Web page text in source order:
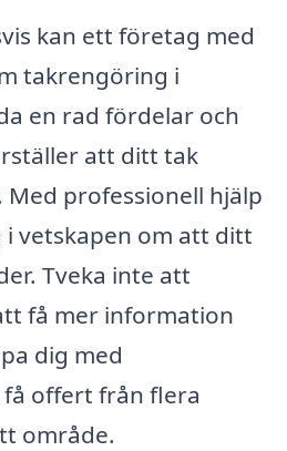
kan ett företag med
takrengöring i
en rad fördelar och
att ditt tak
professionell hjälp
vetskapen om att ditt
Tveka inte att
få mer information
dig med
offert från flera
område.